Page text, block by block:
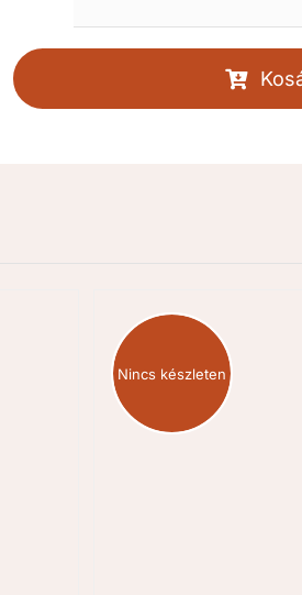
Nincs készleten